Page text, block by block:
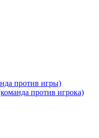
против игры)
против игрока)